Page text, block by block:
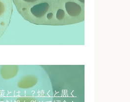
とは！？焼くと黒く